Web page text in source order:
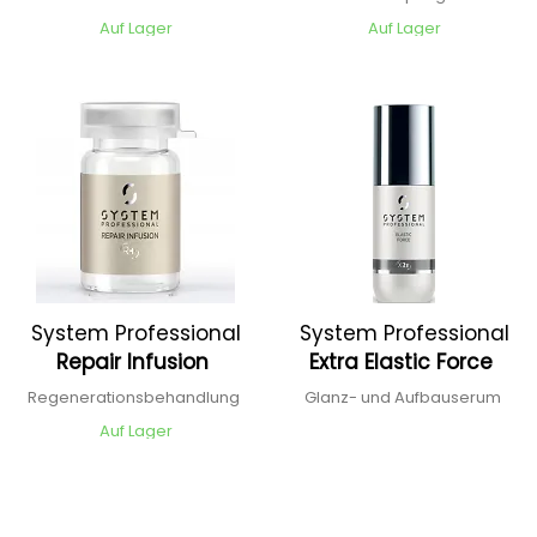
Auf Lager
Auf Lager
System Professional
Repair Infusion
Regenerationsbehandlung
Auf Lager
System Professional
Extra Elastic Force
Glanz- und Aufbauserum